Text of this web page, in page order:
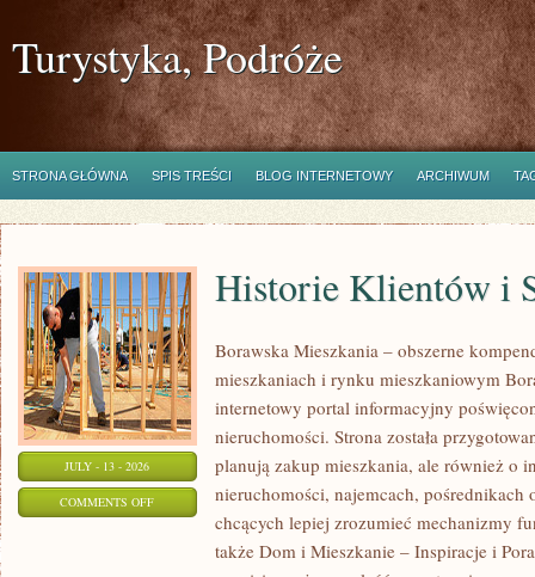
Turystyka, Podróże
STRONA GŁÓWNA SPIS TREŚCI BLOG INTERNETOWY ARCHIWUM
JULY - 13 - 2026
COMMENTS OFFON
Historie Klientów i
Borawska Mieszkania – obszerne
mieszkaniach i rynku mieszkaniowym
internetowy portal informacyjny
nieruchomości. Strona została
planują zakup mieszkania, ale również o
nieruchomości, najemcach,
chcących lepiej zrozumieć mechanizmy
także Dom i Mieszkanie – Inspiracje i